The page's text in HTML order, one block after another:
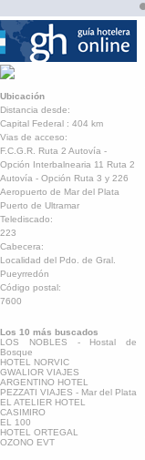
Ubicación
Distancia desde:
Capital Federal : 404 km
Vias de acceso:
F.C.G.R. Ruta 2 Autovía -
Opción Interbalnearia 11 Ruta 2
Autovía - Opción Ruta 3 y 226
Aeropuerto de Mar del Plata
Puerto de Ultramar
Telediscado:
223
Cabecera:
Localidad del Pdo. de Gral.
Pueyrredón
Código postal:
7600
Los 10 más buscados
LOS NOBLES - Hostal de
Bosque
HOTEL NORVIC
GWALIOR VIAJES
ARGENTINO HOTEL
PEZZATI VIAJES - Mar del Plata
EL ATELIER HOTEL
CASIMIRO
EL 100
HOTEL ORTEGAL
OZONO EVT